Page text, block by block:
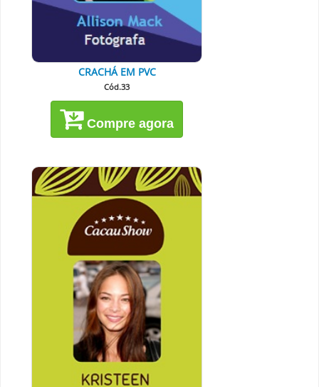
CRACHÁ EM PVC
Cód.33
Compre agora